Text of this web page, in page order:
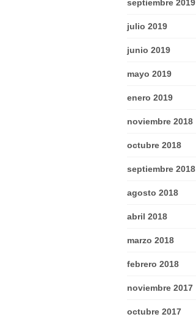
septiembre 2019
julio 2019
junio 2019
mayo 2019
enero 2019
noviembre 2018
octubre 2018
septiembre 2018
agosto 2018
abril 2018
marzo 2018
febrero 2018
noviembre 2017
octubre 2017